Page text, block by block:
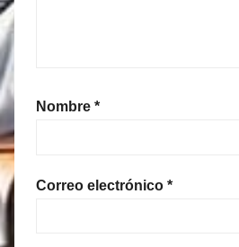
Nombre *
Correo electrónico *